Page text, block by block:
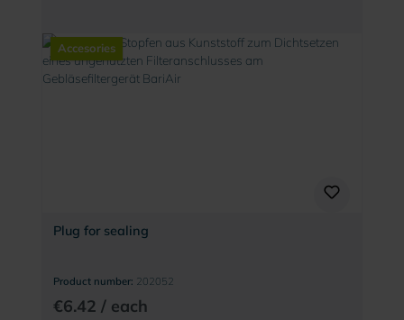
Accesories
Plug for sealing
Product number: 202052
€6.42 / each